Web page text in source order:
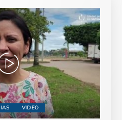
VIDEO